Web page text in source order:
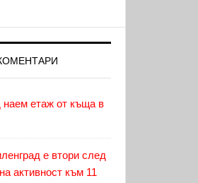
етаж от къща в
е втори след
активност към 11